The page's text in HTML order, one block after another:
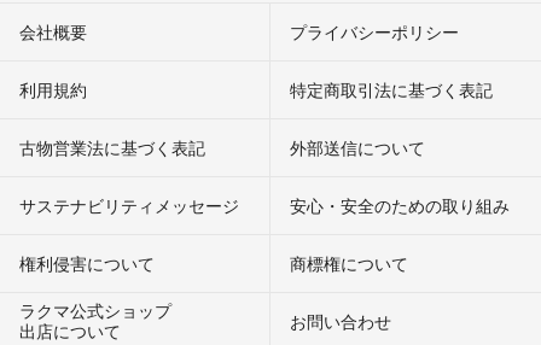
会社概要 プライバシーポリシー
利用規約 特定商取引法に基づく表記
古物営業法に基づく表記 外部送信について
サステナビリティメッセージ 安心・安全のための取り組み
権利侵害について
商標権について
ラクマ公式ショップ
出店について
お問い合わせ